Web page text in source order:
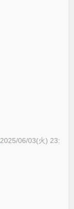
2025/06/03(火) 23: